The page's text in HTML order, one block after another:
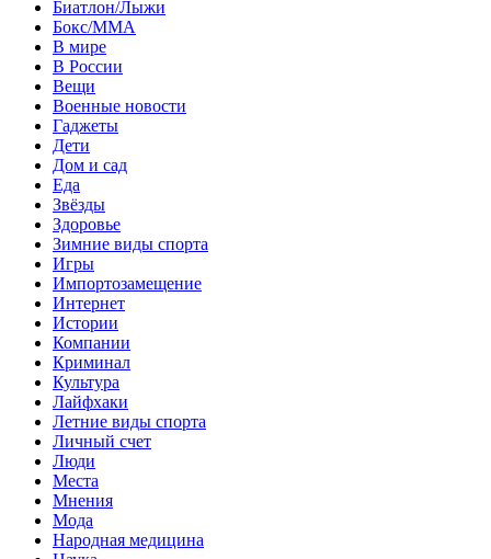
Биатлон/Лыжи
Бокс/MMA
В мире
В России
Вещи
Военные новости
Гаджеты
Дети
Дом и сад
Еда
Звёзды
Здоровье
Зимние виды спорта
Игры
Импортозамещение
Интернет
Истории
Компании
Криминал
Культура
Лайфхаки
Летние виды спорта
Личный счет
Люди
Места
Мнения
Мода
Народная медицина